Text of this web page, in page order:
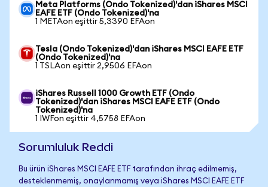
Meta Platforms (Ondo Tokenized)'dan iShares MSCI
EAFE ETF (Ondo Tokenized)'na
1 METAon eşittir 5,3390 EFAon
Tesla (Ondo Tokenized)'dan iShares MSCI EAFE ETF
(Ondo Tokenized)'na
1 TSLAon eşittir 2,9506 EFAon
iShares Russell 1000 Growth ETF (Ondo
Tokenized)'dan iShares MSCI EAFE ETF (Ondo
Tokenized)'na
1 IWFon eşittir 4,5758 EFAon
Sorumluluk Reddi
Bu ürün iShares MSCI EAFE ETF tarafından ihraç edilmemiş,
desteklenmemiş, onaylanmamış veya iShares MSCI EAFE ETF